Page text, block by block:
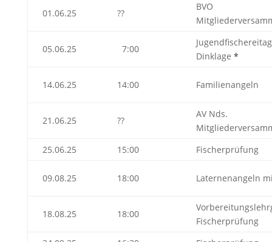
01.06.25 ??
BVO
05.06.25 7:00
Dinklage *
14.06.25 14:00 Familienangeln
21.06.25 ??
AV Nds.
25.06.25
15:00 Fischerprüfung
09.08.25 18:00 Laternenangeln
18.08.25 18:00
Fischerprüfung